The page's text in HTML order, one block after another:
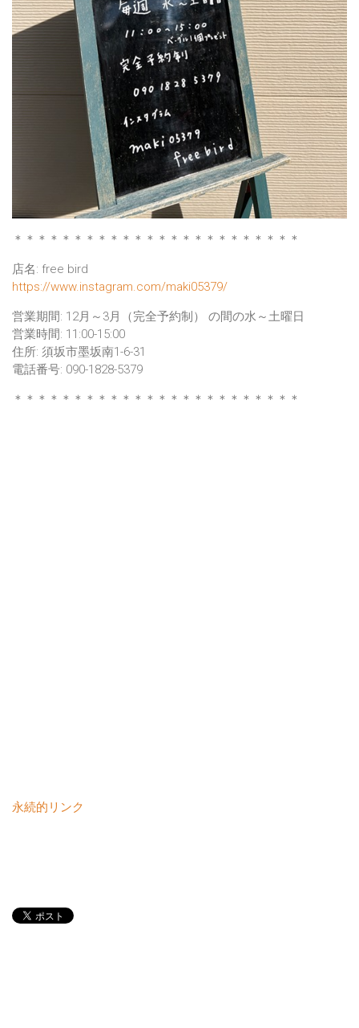
＊＊＊＊＊＊＊＊＊＊＊＊＊＊＊＊＊＊＊＊＊＊＊＊
店名: free bird
https://www.instagram.com/maki05379/
営業期間: 12月～3月（完全予約制） の間の水～土曜日
営業時間: 11:00-15:00
住所: 須坂市墨坂南1-6-31
電話番号: 090-1828-5379
＊＊＊＊＊＊＊＊＊＊＊＊＊＊＊＊＊＊＊＊＊＊＊＊
永続的リンク